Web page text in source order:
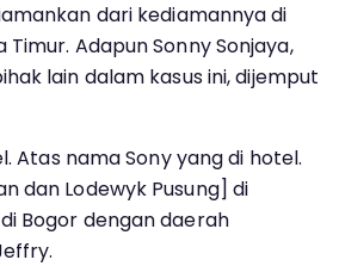
dari kediamannya di
Adapun Sonny Sonjaya,
lain dalam kasus ini, dijemput
Atas nama Sony yang di hotel.
dan Lodewyk Pusung] di
Bogor dengan daerah